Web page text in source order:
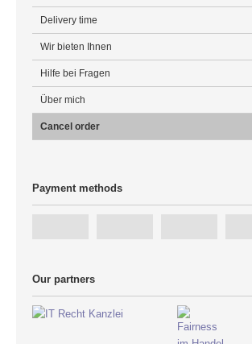
Delivery time
Wir bieten Ihnen
Hilfe bei Fragen
Über mich
Cancel order
Payment methods
Our partners